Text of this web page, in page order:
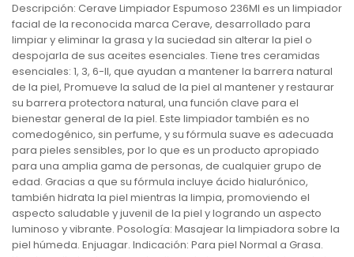
Descripción: Cerave Limpiador Espumoso 236Ml es un limpiador
facial de la reconocida marca Cerave, desarrollado para
limpiar y eliminar la grasa y la suciedad sin alterar la piel o
despojarla de sus aceites esenciales. Tiene tres ceramidas
esenciales: 1, 3, 6-II, que ayudan a mantener la barrera natural
de la piel, Promueve la salud de la piel al mantener y restaurar
su barrera protectora natural, una función clave para el
bienestar general de la piel. Este limpiador también es no
comedogénico, sin perfume, y su fórmula suave es adecuada
para pieles sensibles, por lo que es un producto apropiado
para una amplia gama de personas, de cualquier grupo de
edad. Gracias a que su fórmula incluye ácido hialurónico,
también hidrata la piel mientras la limpia, promoviendo el
aspecto saludable y juvenil de la piel y logrando un aspecto
luminoso y vibrante. Posología: Masajear la limpiadora sobre la
piel húmeda. Enjuagar. Indicación: Para piel Normal a Grasa.